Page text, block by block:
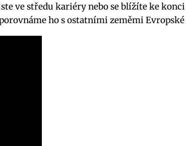
ve středu kariéry nebo se blížíte ke
ho s ostatními zeměmi